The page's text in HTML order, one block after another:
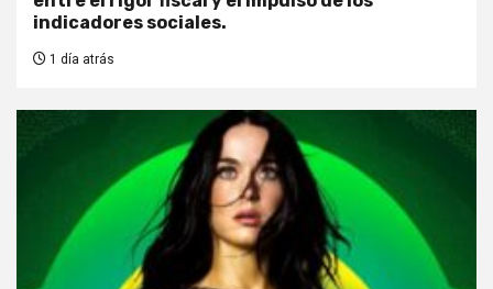
indicadores sociales.
1 día atrás